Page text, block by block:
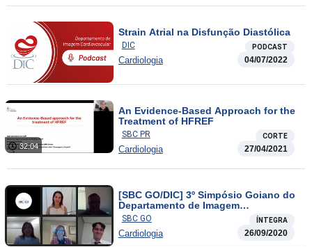
Strain Atrial na Disfunção Diastólica
DIC PODCAST
Cardiologia 04/07/2022
32:04
An Evidence-Based Approach for the
Treatment of HFREF
SBC PR CORTE
Cardiologia 27/04/2021
[SBC GO/DIC] 3º Simpósio Goiano do
Departamento de Imagem
Cardiovascular – Dia 26/09
SBC GO ÍNTEGRA
Cardiologia 26/09/2020